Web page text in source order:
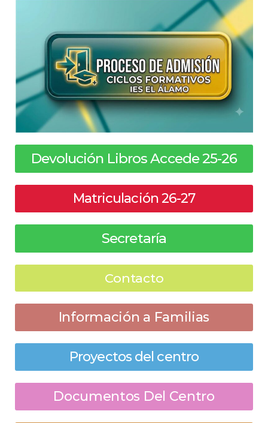
Devolución Libros Accede 25-26
Matriculación 26-27
Secretaría
Contacto
Información a Familias
Proyectos del centro
Documentos Del Centro